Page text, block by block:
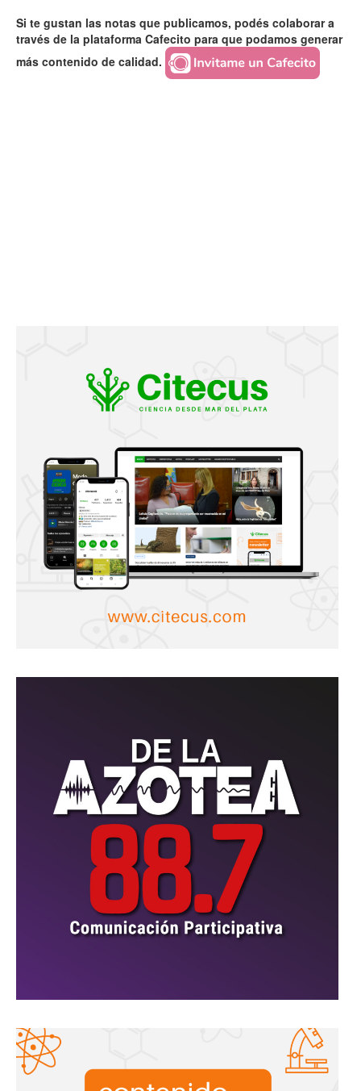
Si te gustan las notas que publicamos, podés colaborar a
través de la plataforma Cafecito para que podamos generar
más contenido de calidad.